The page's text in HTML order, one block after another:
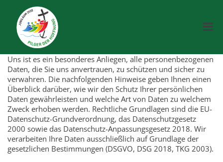
Uns ist es ein besonderes Anliegen, alle personenbezogenen
Daten, die Sie uns anvertrauen, zu schützen und sicher zu
verwahren. Die nachfolgenden Hinweise geben Ihnen einen
Überblick darüber, wie wir den Schutz Ihrer persönlichen
Daten gewährleisten und welche Art von Daten zu welchem
Zweck erhoben werden. Rechtliche Grundlagen sind die EU-
Datenschutz-Grundverordnung, das Datenschutzgesetz
2000 sowie das Datenschutz-Anpassungsgesetz 2018. Wir
verarbeiten Ihre Daten ausschließlich auf Grundlage der
gesetzlichen Bestimmungen (DSGVO, DSG 2018, TKG 2003).